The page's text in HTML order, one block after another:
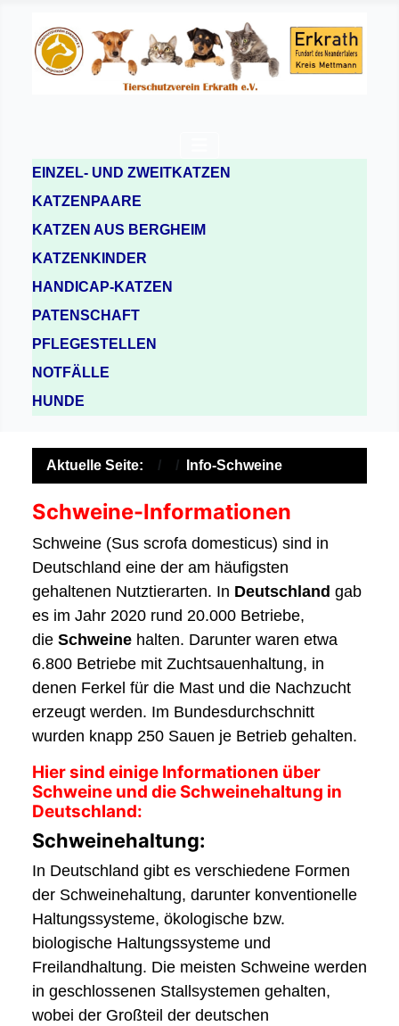
EINZEL- UND ZWEITKATZEN
KATZENPAARE
KATZEN AUS BERGHEIM
KATZENKINDER
HANDICAP-KATZEN
PATENSCHAFT
PFLEGESTELLEN
NOTFÄLLE
HUNDE
Aktuelle Seite: Info-Schweine
Schweine-Informationen
Schweine (Sus scrofa domesticus) sind in
Deutschland eine der am häufigsten
gehaltenen Nutztierarten. In Deutschland gab
es im Jahr 2020 rund 20.000 Betriebe,
die Schweine halten. Darunter waren etwa
6.800 Betriebe mit Zuchtsauenhaltung, in
denen Ferkel für die Mast und die Nachzucht
erzeugt werden. Im Bundesdurchschnitt
wurden knapp 250 Sauen je Betrieb gehalten.
Hier sind einige Informationen über
Schweine und die Schweinehaltung in
Deutschland:
Schweinehaltung:
In Deutschland gibt es verschiedene Formen
der Schweinehaltung, darunter konventionelle
Haltungssysteme, ökologische bzw.
biologische Haltungssysteme und
Freilandhaltung. Die meisten Schweine werden
in geschlossenen Stallsystemen gehalten,
wobei der Großteil der deutschen